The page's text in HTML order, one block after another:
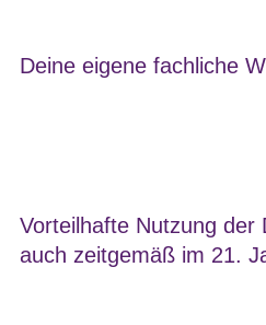
Deine eigene fachliche
Vorteilhafte Nutzung der
auch zeitgemäß im 21.